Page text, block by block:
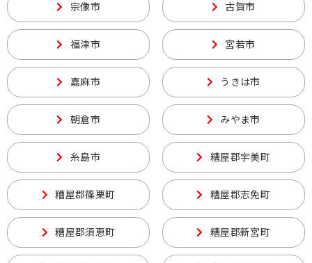
宗像市 古賀市
福津市 宮若市
嘉麻市 うきは市
朝倉市 みやま市
糸島市 糟屋郡宇美町
糟屋郡篠栗町 糟屋郡志免町
糟屋郡須恵町 糟屋郡新宮町